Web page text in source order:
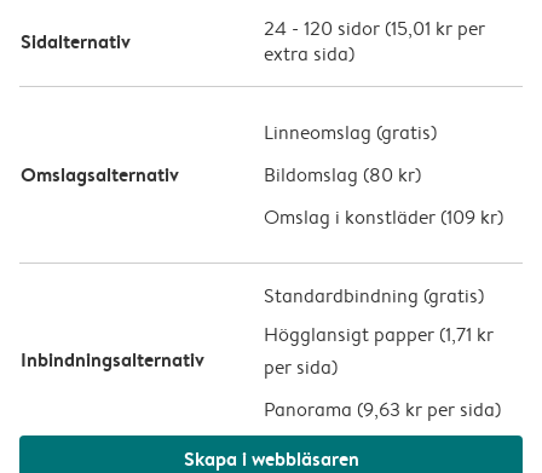
Sidalternativ 24 - 120 sidor (15,01 kr per
extra sida)
Omslagsalternativ
Linneomslag (gratis)
Bildomslag (80 kr)
Omslag i konstläder (109 kr)
Inbindningsalternativ
Standardbindning (gratis)
Högglansigt papper (1,71 kr
per sida)
Panorama (9,63 kr per sida)
Skapa i webbläsaren